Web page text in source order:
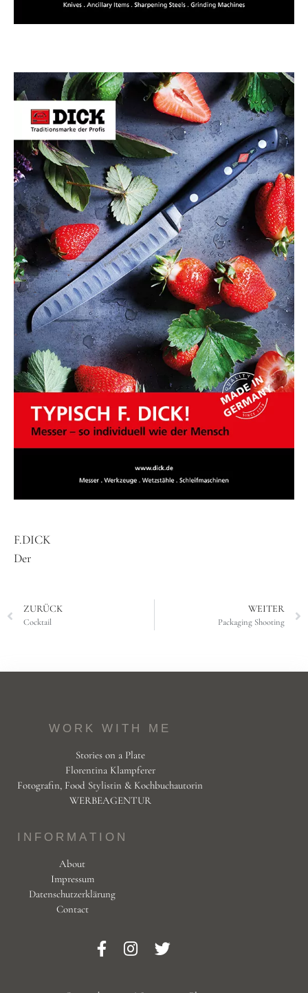
F.DICK
Der
ZURÜCK
Cocktail
WEITER
Packaging Shooting
WORK WITH ME
Stories on a Plate
Florentina Klampferer
Fotografin, Food Stylistin & Kochbuchautorin
WERBEAGENTUR
INFORMATION
About
Impressum
Datenschutzerklärung
Contact